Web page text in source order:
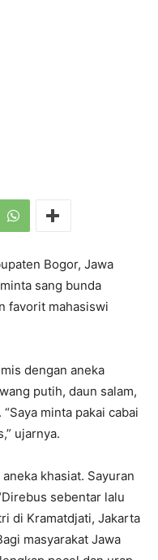
Bogor, Jawa
sang bunda
favorit mahasiswi
dengan aneka
putih, daun salam,
minta pakai cabai
ujarnya.
khasiat. Sayuran
sebentar lalu
di Kramatdjati, Jakarta
masyarakat Jawa